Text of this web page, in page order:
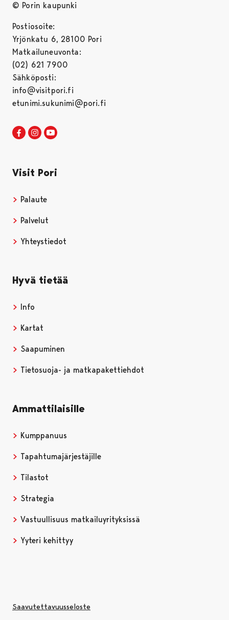
© Porin kaupunki
Postiosoite:
Yrjönkatu 6, 28100 Pori
Matkailuneuvonta:
(02) 621 7900
Sähköposti:
info@visitpori.fi
etunimi.sukunimi@pori.fi
Visit Pori Facebookissa
Avautuu uudessa välilehdessä
Visit Pori Instagrammissa
Avautuu uudessa välilehdessä
Visit Pori
Palaute
Palvelut
Yhteystiedot
Hyvä tietää
Info
Kartat
Saapuminen
Tietosuoja- ja matkapakettiehdot
Ammattilaisille
Kumppanuus
Tapahtumajärjestäjille
Tilastot
Strategia
Vastuullisuus matkailuyrityksissä
Yyteri kehittyy
Saavutettavuusseloste